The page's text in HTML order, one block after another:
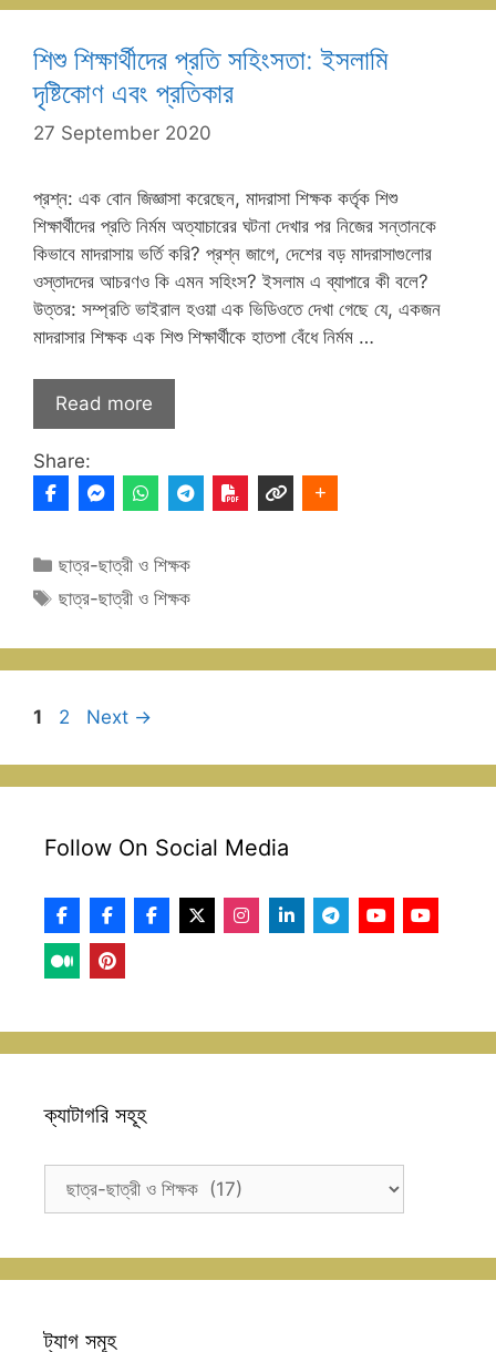
শিশু শিক্ষার্থীদের প্রতি সহিংসতা: ইসলামি
দৃষ্টিকোণ এবং প্রতিকার
27 September 2020
প্রশ্ন: এক বোন জিজ্ঞাসা করেছেন, মাদরাসা শিক্ষক কর্তৃক শিশু
শিক্ষার্থীদের প্রতি নির্মম অত্যাচারের ঘটনা দেখার পর নিজের সন্তানকে
কিভাবে মাদরাসায় ভর্তি করি? প্রশ্ন জাগে, দেশের বড় মাদরাসাগুলোর
ওস্তাদদের আচরণও কি এমন সহিংস? ইসলাম এ ব্যাপারে কী বলে?
উত্তর: সম্প্রতি ভাইরাল হওয়া এক ভিডিওতে দেখা গেছে যে, একজন
মাদরাসার শিক্ষক এক শিশু শিক্ষার্থীকে হাতপা বেঁধে নির্মম …
Read more
Share:
Categories
ছাত্র-ছাত্রী ও শিক্ষক
Tags
ছাত্র-ছাত্রী ও শিক্ষক
Page
1 Page
2 Next →
Follow On Social Media
ক্যাটাগরি সহূহ
ট্যাগ সমূহ